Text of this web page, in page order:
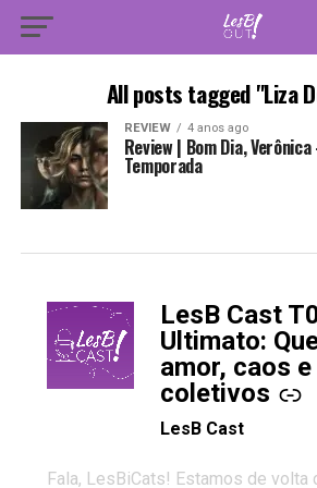
All posts tagged "Liza
REVIEW 4 anos ago
Review | Bom Dia,
Temporada
LesB Cast
Ultimato:
amor, caos
coletivos
-
LesB Cast
Fala, LesBiCats! Estamos de volta